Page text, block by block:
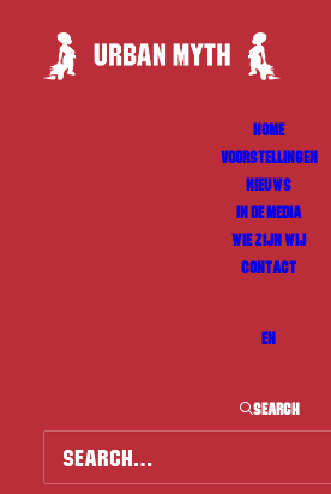
HOME
VOORSTELLINGEN
NIEUWS
IN DE MEDIA
WIE ZIJN WIJ
CONTACT
EN
SEARCH